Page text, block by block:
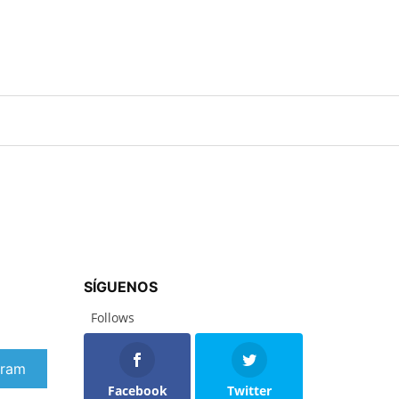
SÍGUENOS
Follows
Facebook
Twitter